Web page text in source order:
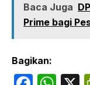
Baca Juga
Prime bagi
Bagikan: